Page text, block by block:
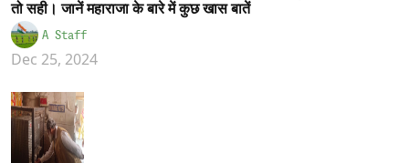
तो सही। जानें महाराजा के बारे में कुछ खास बातें
A Staff
Dec 25, 2024